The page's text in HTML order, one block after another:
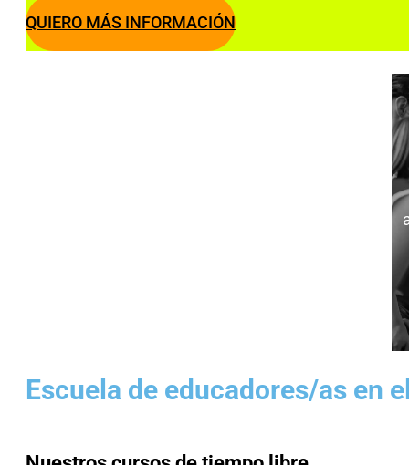
QUIERO MÁS INFORMACIÓN
Escuela de educadores/as en